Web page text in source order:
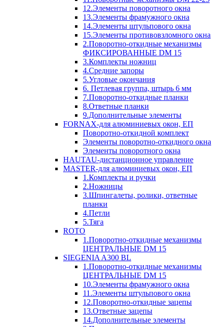
12.Элементы поворотного окна
13.Элементы фрамужного окна
14.Элементы штульпового окна
15.Элементы противовзломного окна
2.Поворотно-откидные механизмы
ФИКСИРОВАННЫЕ DM 15
3.Комплекты ножниц
4.Средние запоры
5.Угловые окончания
6. Петлевая группа, штырь 6 мм
7.Поворотно-откидные планки
8.Ответные планки
9.Дополнительные элементы
FORNAX-для алюминиевых окон, ЕП
Поворотно-откидной комплект
Элементы поворотно-откидного окна
Элементы поворотного окна
HAUTAU-дистанционное управление
MASTER-для алюминиевых окон, ЕП
1.Комплекты и ручки
2.Ножницы
3.Шпингалеты, ролики, ответные
планки
4.Петли
5.Тяга
ROTO
1.Поворотно-откидные механизмы
ЦЕНТРАЛЬНЫЕ DM 15
SIEGENIA A300 BL
1.Поворотно-откидные механизмы
ЦЕНТРАЛЬНЫЕ DM 15
10.Элементы фрамужного окна
11.Элементы штульпового окна
12.Поворотно-откидные зацепы
13.Ответные зацепы
14.Дополнительные элементы